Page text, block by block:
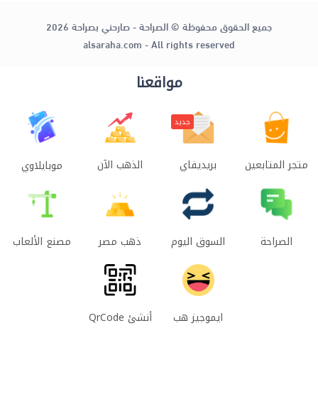
جميع الحقوق محفوظة © الصراحة - صارحني بصراحة 2026
alsaraha.com - All rights reserved